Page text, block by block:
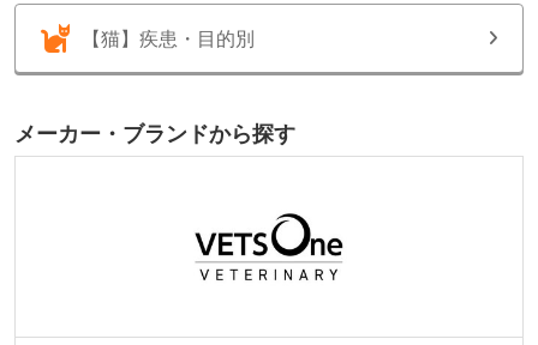
【猫】疾患・目的別
メーカー・ブランドから探す